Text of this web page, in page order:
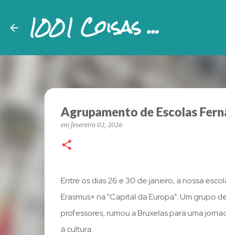
1001 Coisas ...
Agrupamento de Escolas
em fevereiro 02, 2026
Entre os dias 26 e 30 de janeiro, a nossa
Erasmus+ na "Capital da Europa". Um grupo
professores, rumou a Bruxelas para uma
à cultura.